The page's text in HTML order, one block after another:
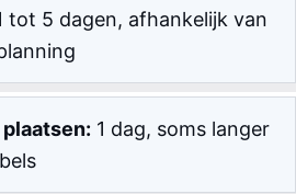
tot 5 dagen, afhankelijk van
1 dag, soms langer